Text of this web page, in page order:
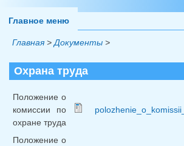
Главное меню
Главная > Документы >
Охрана труда
Положение о
комиссии по
охране труда
Положение о